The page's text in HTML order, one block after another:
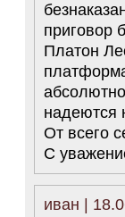
приговор
Платон
надеются
От всего
С
иван |